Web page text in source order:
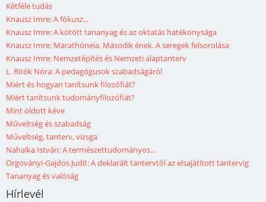
Kétféle tudás
Knausz Imre: A fókusz...
Knausz Imre: A kötött tananyag és az oktatás hatékonysága
Knausz Imre: Marathóneia. Második ének. A seregek felsorolása
Knausz Imre: Nemzetépítés és Nemzeti alaptanterv
L. Ritók Nóra: A pedagógusok szabadságáról
Miért és hogyan tanítsunk filozófiát?
Miért tanítsunk tudományfilozófiát?
Mint oldott kéve
Műveltség és szabadság
Műveltség, tanterv, vizsga
Nahalka István: A természettudományos...
Orgoványi-Gajdos Judit: A deklarált tantervtől az elsajátított tantervig
Tananyag és valóság
Hírlevél